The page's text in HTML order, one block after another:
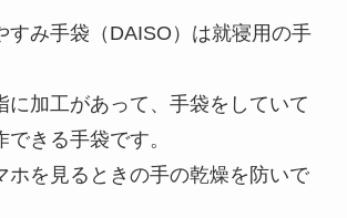
すみ手袋（DAISO）は就寝用の手
に加工があって、手袋をしていて
きる手袋です。
ホを見るときの手の乾燥を防いで